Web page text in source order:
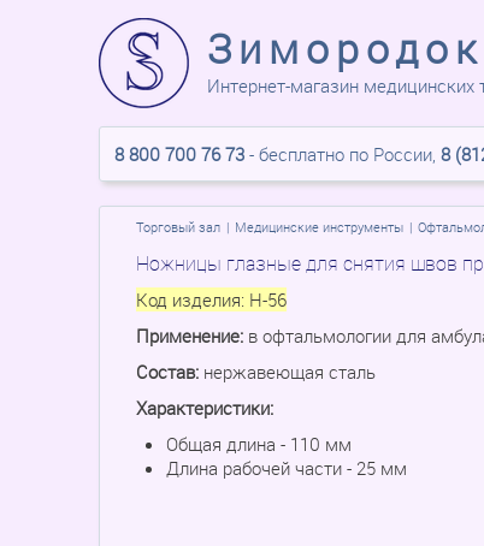
Зимородок
Интернет-магазин медицинских
8 800 700 76 73 - бесплатно по России, 8
Торговый зал Медицинские инструменты
Ножницы глазные для снятия швов
Код изделия: Н-56
Применение: в офтальмологии для
Состав: нержавеющая сталь
Характеристики:
Общая длина - 110 мм
Длина рабочей части - 25 мм